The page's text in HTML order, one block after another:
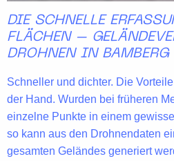
DIE SCHNELLE
LÄCHEN –
ROHNEN IN BAMBERG
Schneller und dichter. Die Vorteile
der Hand. Wurden bei früheren
einzelne Punkte in einem
so kann aus den Drohnendaten
gesamten Geländes generiert